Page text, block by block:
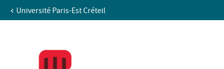
Aller au contenu
Recherche
Navigation secondaire
Université Paris-Est Créteil